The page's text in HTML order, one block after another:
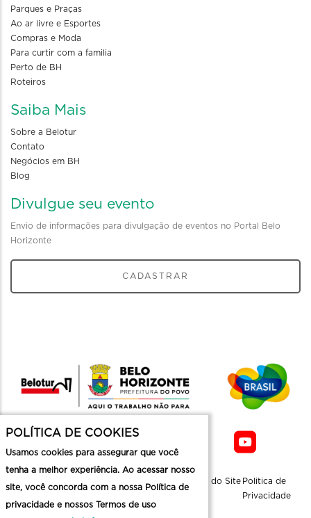
Parques e Praças
Ao ar livre e Esportes
Compras e Moda
Para curtir com a familia
Perto de BH
Roteiros
Saiba Mais
Sobre a Belotur
Contato
Negócios em BH
Blog
Divulgue seu evento
Envio de informações para divulgação de eventos no Portal Belo
Horizonte
CADASTRAR
Mapa do Site Politica de
Privacidade
POLÍTICA DE COOKIES
Usamos cookies para assegurar que você
tenha a melhor experiência. Ao acessar nosso
site, você concorda com a nossa Política de
privacidade e nossos Termos de uso